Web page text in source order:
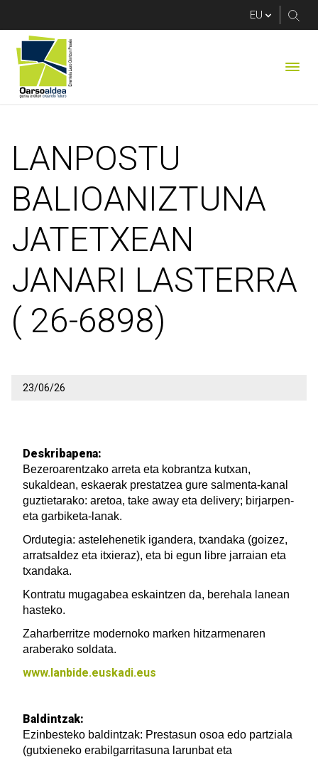
LANPOSTU
BALIOANIZTUNA
JATETXEAN
JANARI LASTERRA
( 26-6898)
23/06/26
Deskribapena:
Bezeroarentzako arreta eta kobrantza kutxan,
sukaldean, eskaerak prestatzea gure salmenta-kanal
guztietarako: aretoa, take away eta delivery; birjarpen-
eta garbiketa-lanak.
Ordutegia: astelehenetik igandera, txandaka (goizez,
arratsaldez eta itxieraz), eta bi egun libre jarraian eta
txandaka.
Kontratu mugagabea eskaintzen da, berehala lanean
hasteko.
Zaharberritze modernoko marken hitzarmenaren
araberako soldata.
www.lanbide.euskadi.eus
Baldintzak:
Ezinbesteko baldintzak: Prestasun osoa edo partziala
(gutxieneko erabilgarritasuna larunbat eta